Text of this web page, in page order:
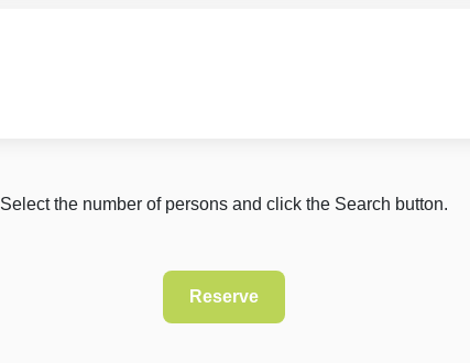
Select the number of persons and click the Search button.